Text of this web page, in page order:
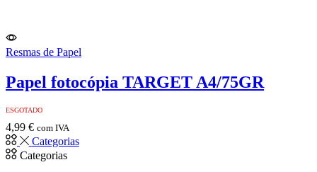
Resmas de Papel
Papel fotocópia TARGET A4/75GR
ESGOTADO
4,99 € com IVA
Categorias
Categorias